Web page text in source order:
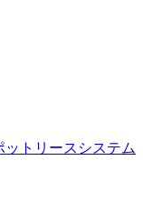
トリースシステム